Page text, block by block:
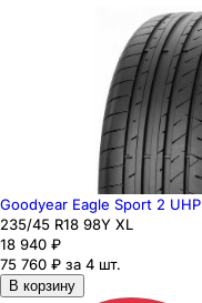
Goodyear Eagle Sport 2 UHP
235/45 R18 98Y XL
18 940 ₽
75 760 ₽ за 4 шт.
В корзину